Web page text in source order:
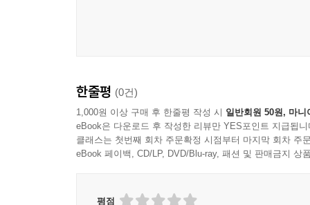
PART III: Contemporary issues related to eating
11. The low spark of high-heeled 'girls':
한줄평 (0건)
1,000원 이상 구매 후 한줄평 작성 시 일반회원 50원, 마니
eBook은 다운로드 후 작성한 리뷰만 YES포인트 지급됩니
클래스는 첫번째 회차 주문확정 시점부터 마지막 회차 주
eBook 페이백, CD/LP, DVD/Blu-ray, 패션 및 판매금지 상
평점